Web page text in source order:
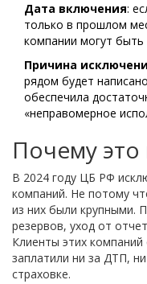
Дата включения:
только в прошлом
компании могут
Причина
рядом будет
обеспечила
«неправомерное
Почему это
В 2024 году ЦБ РФ
компаний. Не потому
из них были крупными.
резервов, уход от
Клиенты этих
заплатили ни за ДТП,
страховке.